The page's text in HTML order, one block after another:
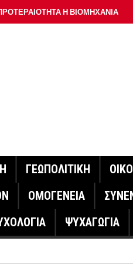
Η ΒΙΟΜΗΧΑΝΙΑ
Η ΠΛΑΤΦΟΡΜΑ
ΣΑΝ ΣΗΜΕΡΑ
Ο ΜΗΤΣΟΤΑΚΗΣ ΓΙΑ
ΕΡΕΥΝΗΤΗΣ ΣΤΗ ΔΑΝΙΑ
ΓΕΩΠΟΛΙΤΙΚΗ
ΟΜΟΓΕΝΕΙΑ
ΨΥΧΑΓΩΓΙΑ